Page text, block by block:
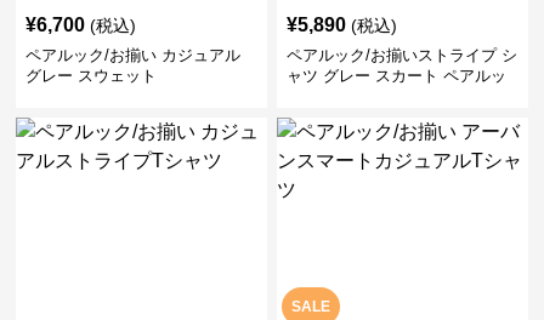
¥6,700 (税込)
ペアルック/お揃い カジュアル
グレー スウェット
¥5,890 (税込)
ペアルック/お揃いストライプ シ
ャツ グレー スカート ペアルッ
SALE